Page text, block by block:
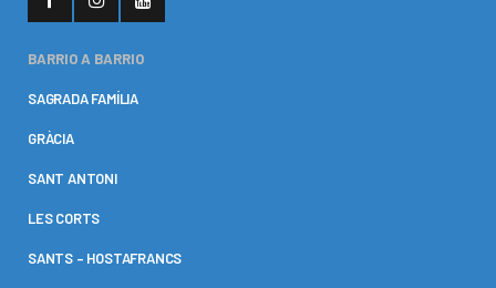
BARRIO A BARRIO
SAGRADA FAMÍLIA
GRÀCIA
SANT ANTONI
LES CORTS
SANTS – HOSTAFRANCS